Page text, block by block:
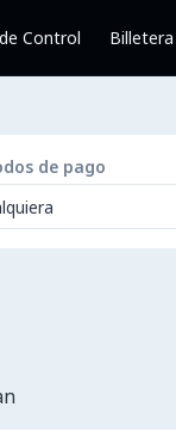
Control Billetera
de pago